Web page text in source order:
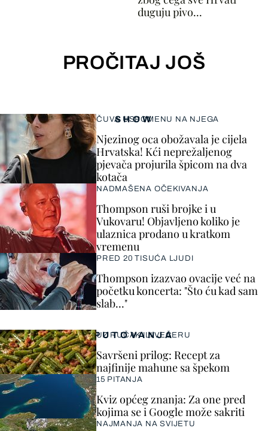
duguju pivo...
PROČITAJ JOŠ
SHOW
ČUVA USPOMENU NA NJEGA
Njezinog oca obožavala je cijela
Hrvatska! Kći neprežaljenog
pjevača projurila špicom na dva
kotača
NADMAŠENA OČEKIVANJA
Thompson ruši brojke i u
Vukovaru! Objavljeno koliko je
ulaznica prodano u kratkom
vremenu
PRED 20 TISUĆA LJUDI
Thompson izazvao ovacije već na
početku koncerta: "Što ću kad sam
slab..."
PUTOVANJA
UZ RUČAK ILI VEČERU
Savršeni prilog: Recept za
najfinije mahune sa špekom
15 PITANJA
Kviz općeg znanja: Za one pred
kojima se i Google može sakriti
NAJMANJA NA SVIJETU